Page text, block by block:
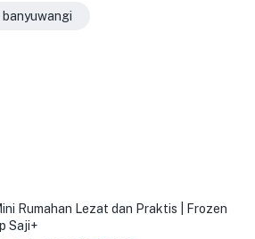
Rumahan Lezat dan Praktis | Frozen
Saji+